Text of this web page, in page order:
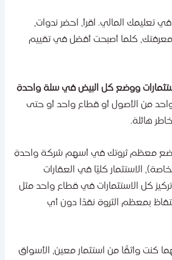
المالي. اقرأ، احضر ندوات،
كلما أصبحت أفضل في تقييم
من الأصول أو قطاع واحد أو حتى
ثروتك في أسهم شركة واحدة
الاستثمار كليًا في العقارات
كل الاستثمارات في قطاع واحد مثل
بمعظم الثروة نقدًا دون أي
واثقًا من استثمار معين، الأسواق